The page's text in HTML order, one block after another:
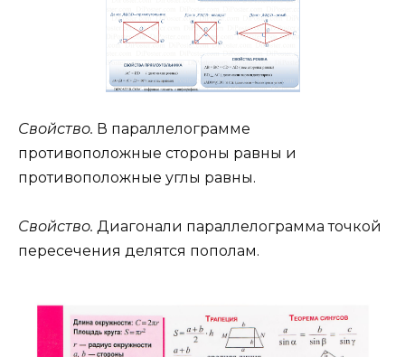
Свойство. В параллелограмме
противоположные стороны равны и
противоположные углы равны.
Свойство. Диагонали параллелограмма точкой
пересечения делятся пополам.